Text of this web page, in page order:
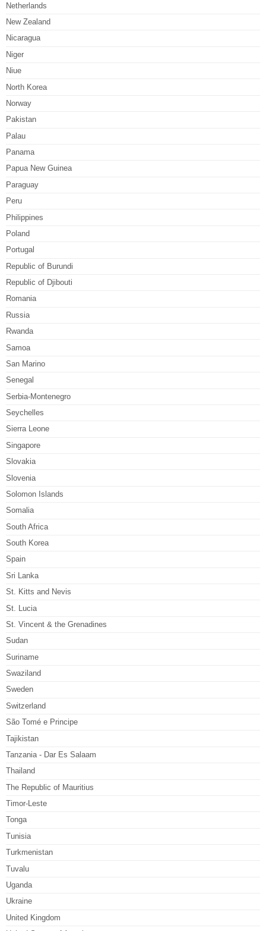
Netherlands
New Zealand
Nicaragua
Niger
Niue
North Korea
Norway
Pakistan
Palau
Panama
Papua New Guinea
Paraguay
Peru
Philippines
Poland
Portugal
Republic of Burundi
Republic of Djibouti
Romania
Russia
Rwanda
Samoa
San Marino
Senegal
Serbia-Montenegro
Seychelles
Sierra Leone
Singapore
Slovakia
Slovenia
Solomon Islands
Somalia
South Africa
South Korea
Spain
Sri Lanka
St. Kitts and Nevis
St. Lucia
St. Vincent & the Grenadines
Sudan
Suriname
Swaziland
Sweden
Switzerland
São Tomé e Principe
Tajikistan
Tanzania - Dar Es Salaam
Thailand
The Republic of Mauritius
Timor-Leste
Tonga
Tunisia
Turkmenistan
Tuvalu
Uganda
Ukraine
United Kingdom